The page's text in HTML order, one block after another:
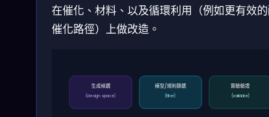
在催化、材料、以及循環利用（例如更有效
催化路徑）上做改造。
生成候選
(design space)
模型/規則篩選
(filter)
實驗驗證
(validate)